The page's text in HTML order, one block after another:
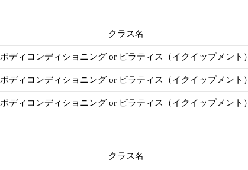
クラス名
ボディコンディショニング or ピラティス（イクイップメント）
ボディコンディショニング or ピラティス（イクイップメント）
ボディコンディショニング or ピラティス（イクイップメント）
クラス名